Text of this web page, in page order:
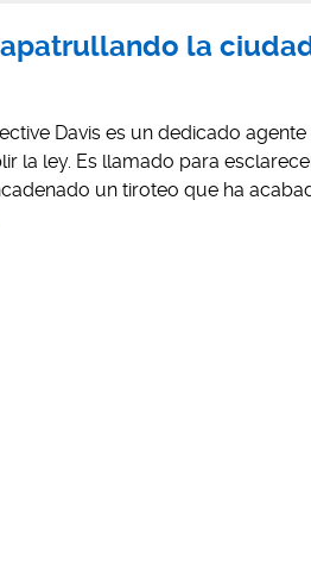
apatrullando la
Davis es un dedicado agente
la ley. Es llamado para
un tiroteo que ha